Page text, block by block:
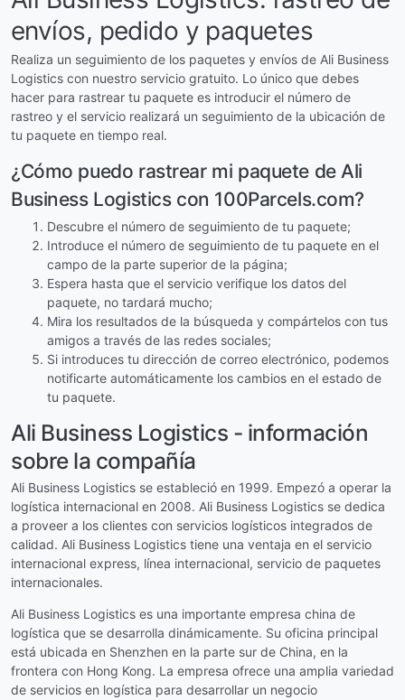
envíos, pedido y paquetes
Realiza un seguimiento de los paquetes y envíos de Ali Business
Logistics con nuestro servicio gratuito. Lo único que debes
hacer para rastrear tu paquete es introducir el número de
rastreo y el servicio realizará un seguimiento de la ubicación de
tu paquete en tiempo real.
¿Cómo puedo rastrear mi paquete de Ali
Business Logistics con 100Parcels.com?
Descubre el número de seguimiento de tu paquete;
Introduce el número de seguimiento de tu paquete en el
campo de la parte superior de la página;
Espera hasta que el servicio verifique los datos del
paquete, no tardará mucho;
Mira los resultados de la búsqueda y compártelos con tus
amigos a través de las redes sociales;
Si introduces tu dirección de correo electrónico, podemos
notificarte automáticamente los cambios en el estado de
tu paquete.
Ali Business Logistics - información
sobre la compañía
Ali Business Logistics se estableció en 1999. Empezó a operar la
logística internacional en 2008. Ali Business Logistics se dedica
a proveer a los clientes con servicios logísticos integrados de
calidad. Ali Business Logistics tiene una ventaja en el servicio
internacional express, línea internacional, servicio de paquetes
internacionales.
Ali Business Logistics es una importante empresa china de
logística que se desarrolla dinámicamente. Su oficina principal
está ubicada en Shenzhen en la parte sur de China, en la
frontera con Hong Kong. La empresa ofrece una amplia variedad
de servicios en logística para desarrollar un negocio